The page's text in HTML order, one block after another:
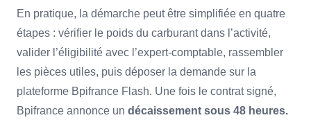
En pratique, la démarche peut être simplifiée en quatre
étapes : vérifier le poids du carburant dans l’activité,
valider l’éligibilité avec l’expert-comptable, rassembler
les pièces utiles, puis déposer la demande sur la
plateforme Bpifrance Flash. Une fois le contrat signé,
Bpifrance annonce un décaissement sous 48 heures.